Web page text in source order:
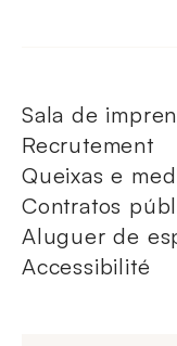
Sala de
Recrutement
Queixas e
Contratos
Aluguer de
Accessibilité